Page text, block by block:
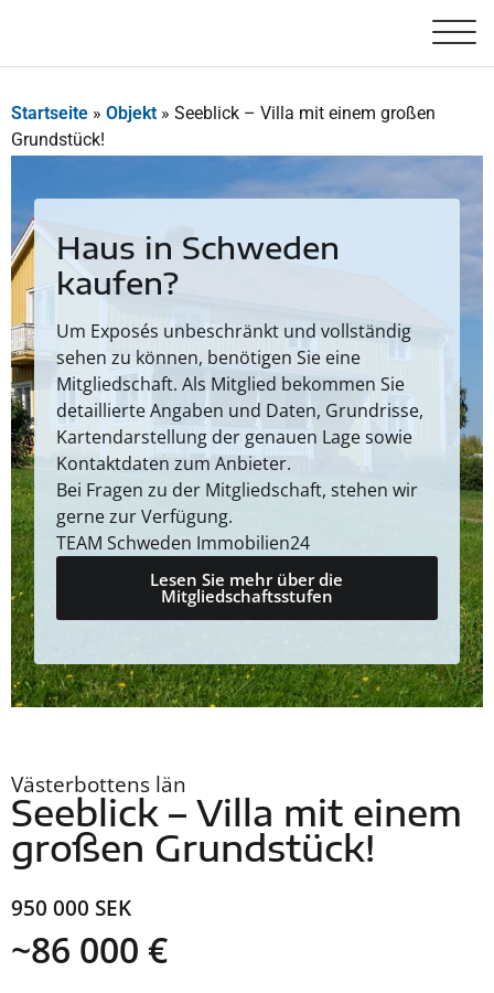
Startseite » Objekt » Seeblick – Villa mit einem großen
Grundstück!
Haus in Schweden
kaufen?
Um Exposés unbeschränkt und vollständig
sehen zu können, benötigen Sie eine
Mitgliedschaft. Als Mitglied bekommen Sie
detaillierte Angaben und Daten, Grundrisse,
Kartendarstellung der genauen Lage sowie
Kontaktdaten zum Anbieter.
Bei Fragen zu der Mitgliedschaft, stehen wir
gerne zur Verfügung.
TEAM Schweden Immobilien24
Lesen Sie mehr über die
Mitgliedschaftsstufen
Västerbottens län
Seeblick – Villa mit einem
großen Grundstück!
950 000 SEK
~86 000 €